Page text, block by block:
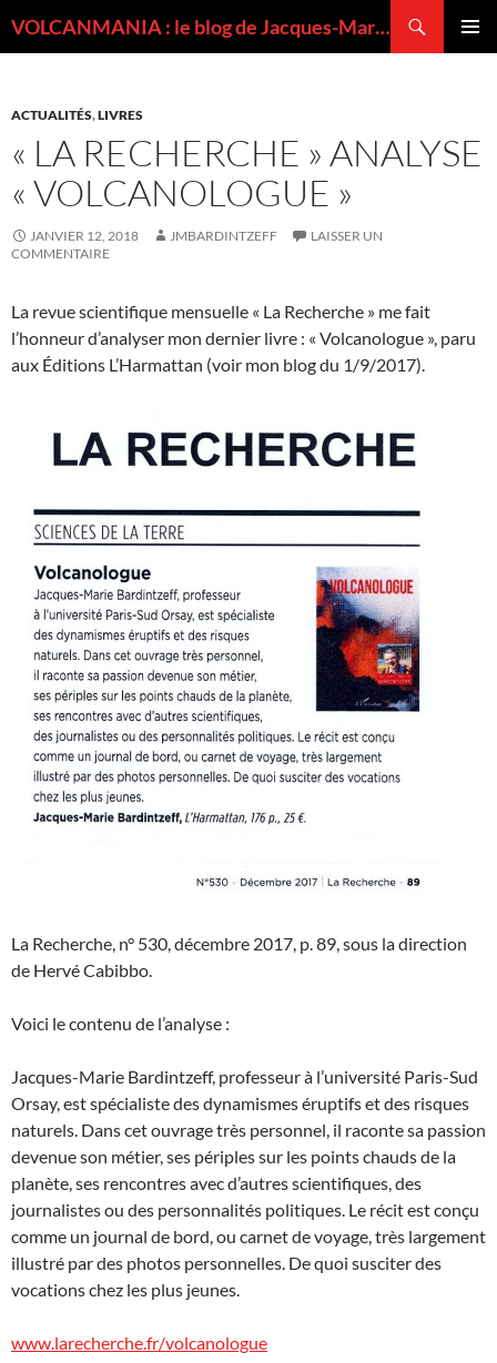
VOLCANMANIA : le blog de Jacques-Marie BARDINTZEFF, volcanologue
ACTUALITÉS,LIVRES
« LA RECHERCHE » ANALYSE
« VOLCANOLOGUE »
JANVIER 12, 2018 JMBARDINTZEFF
LAISSER UN
COMMENTAIRE
La revue scientifique mensuelle « La Recherche » me fait
l’honneur d’analyser mon dernier livre : « Volcanologue », paru
aux Éditions L’Harmattan (voir mon blog du 1/9/2017).
La Recherche, n° 530, décembre 2017, p. 89, sous la direction
de Hervé Cabibbo.
Voici le contenu de l’analyse :
Jacques-Marie Bardintzeff, professeur à l’université Paris-Sud
Orsay, est spécialiste des dynamismes éruptifs et des risques
naturels. Dans cet ouvrage très personnel, il raconte sa passion
devenue son métier, ses périples sur les points chauds de la
planète, ses rencontres avec d’autres scientifiques, des
journalistes ou des personnalités politiques. Le récit est conçu
comme un journal de bord, ou carnet de voyage, très largement
illustré par des photos personnelles. De quoi susciter des
vocations chez les plus jeunes.
www.larecherche.fr/volcanologue